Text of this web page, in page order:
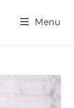
Menu